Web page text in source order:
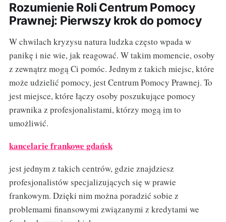
Rozumienie Roli Centrum Pomocy
Prawnej: Pierwszy krok do pomocy
W chwilach kryzysu natura ludzka często wpada w
panikę i nie wie, jak reagować. W takim momencie, osoby
z zewnątrz mogą Ci pomóc. Jednym z takich miejsc, które
może udzielić pomocy, jest Centrum Pomocy Prawnej. To
jest miejsce, które łączy osoby poszukujące pomocy
prawnika z profesjonalistami, którzy mogą im to
umożliwić.
kancelarie frankowe gdańsk
jest jednym z takich centrów, gdzie znajdziesz
profesjonalistów specjalizujących się w prawie
frankowym. Dzięki nim można poradzić sobie z
problemami finansowymi związanymi z kredytami we